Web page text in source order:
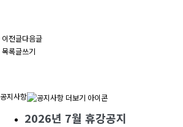
이전글다음글
목록글쓰기
공지사항
2026년 7월 휴강공지